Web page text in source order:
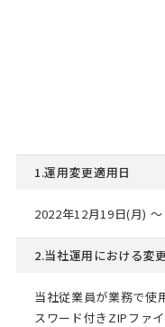
1.運用変更適用日
2022年12月19日(月) ～
2.当社運用における変
当社従業員が業務で使
スワード付きZIPファ